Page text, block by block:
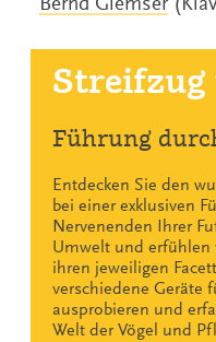
Führung
Entdecken Sie den
bei einer exklusiven
Nervenenden Ihrer
Umwelt und erfühlen
ihren jeweiligen
verschiedene Geräte
ausprobieren und
Welt der Vögel und